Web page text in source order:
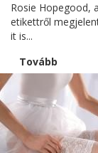
Rosie Hopegood,
etikettről
it is...
Tovább